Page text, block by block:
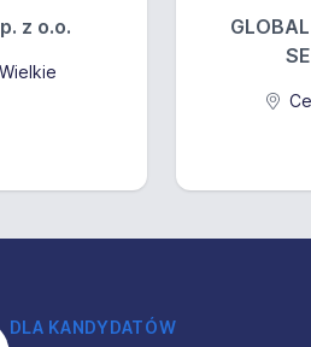
z o.o.
DLA KANDYDATÓW